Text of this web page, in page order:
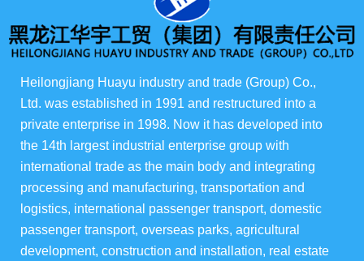
所有产品
俄罗斯伊娃农场
华宇酒店宴会级
华宇楼盘
Heilongjiang Huayu industry and trade (Group) Co.,
Ltd. was established in 1991 and restructured into a
private enterprise in 1998. Now it has developed into
the 14th largest industrial enterprise group with
international trade as the main body and integrating
processing and manufacturing, transportation and
logistics, international passenger transport, domestic
passenger transport, overseas parks, agricultural
development, construction and installation, real estate